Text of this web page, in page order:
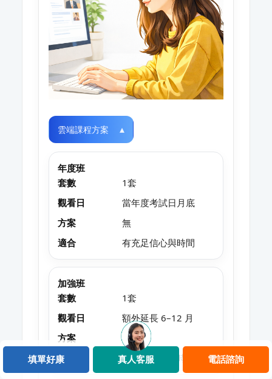
雲端課程方案
年度班
套數
1套
觀看日
當年度考試日月底
方案
無
適合
有充足信心與時間
加強班
套數
1套
觀看日
額外延長 6–12 月
方案
無
適合
需要更多讀書時間
填單好康 真人客服 電話諮詢